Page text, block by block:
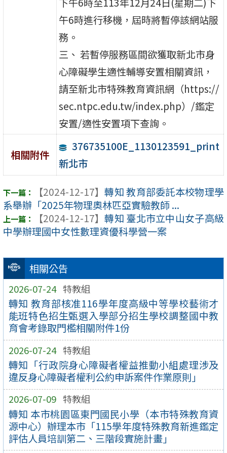
相關公告
2026-07-24 特教組
轉知 教育部核准116學年度高級中等學校藝術才
能班特色招生甄選入學部分招生學校調整國中教
育會考錄取門檻相關附件1份
2026-07-24 特教組
轉知「行政院身心障礙者權益推動小組處理涉及
違反身心障礙者權利公約申訴案件作業原則」
2026-07-09 特教組
轉知 本市桃園區東門國民小學（本市特殊教育資
源中心）辦理本市「115學年度特殊教育新進鑑定
評估人員培訓第二、三階段實施計畫」
午6時進行移機，屆時將暫停該網站服
務。
三、 若暫停服務區間欲獲取新北市身
心障礙學生適性輔導安置相關資訊，
請至新北市特殊教育資訊網（https://
sec.ntpc.edu.tw/index.php）/鑑定
安置/適性安置項下查詢。
相關附件
376735100E_1130123591_print
新北市
【2024-12-17】 轉知 教育部委託本校物理學
系舉辦「2025年物理奧林匹亞實驗教師 ...
【2024-12-17】 轉知 臺北市立中山女子高級
中學辦理國中女性數理資優科學營一案